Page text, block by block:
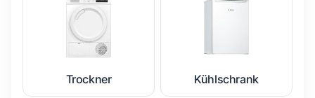
Trockner Kühlschrank